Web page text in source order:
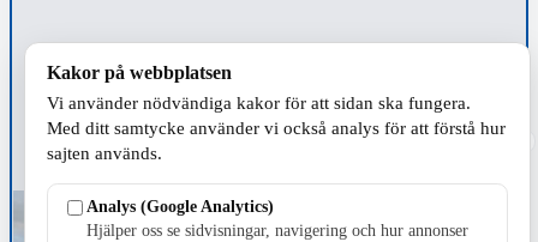
Kakor på webbplatsen
Vi använder nödvändiga kakor för att sidan ska fungera.
Med ditt samtycke använder vi också analys för att förstå hur
sajten används.
Analys (Google Analytics)
Hjälper oss se sidvisningar, navigering och hur annonser